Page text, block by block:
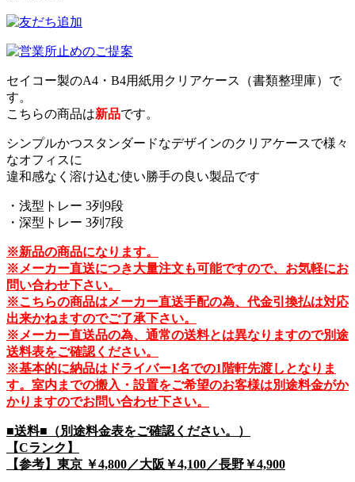
セイコー製のA4・B4用紙用クリアケース（書類整理庫）で
す。
こちらの商品は新品です。
シンプルかつスタンダードなデザインのクリアケースで様々
なオフィスに
違和感なく溶け込む使い勝手の良い製品です
・浅型トレー 3列9段
・深型トレー 3列7段
※新品の商品になります。
※メーカー直送につき大量注文も可能ですので、お気軽にお
問い合わせ下さい。
※こちらの商品はメーカー直送手配の為、代金引換払は対応
出来かねますのでご了承下さい。
※メーカー直送品の為、通常の送料とは異なりますので別途
送料表をご確認ください。
※基本的に納品はドライバー1名での1階軒先渡しとなりま
す。室内までの搬入・設置をご希望のお客様は別途料金がか
かりますのでお問い合わせ下さい。
■送料■（別途料金表をご確認ください。）
【Cランク】
【参考】東京 ￥4,800／大阪￥4,100／長野￥4,900